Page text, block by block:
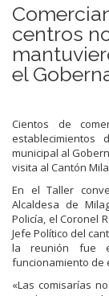
centros
el
Cientos de
establecimientos
municipal al
visita al Cantón
En el Taller
Alcaldesa de
Policía, el Coronel
Jefe Político del
la reunión fue
funcionamiento de
«Las comisarías